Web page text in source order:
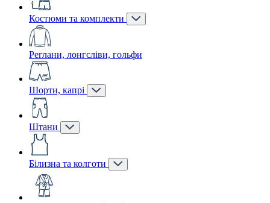
Костюми та комплекти
Реглани, лонгсліви, гольфи
Шорти, капрі
Штани
Білизна та колготи